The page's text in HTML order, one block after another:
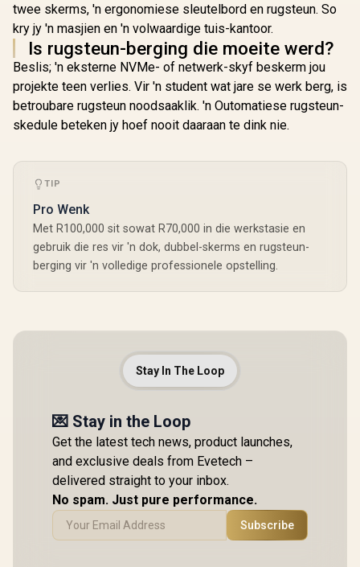
twee skerms, 'n ergonomiese sleutelbord en rugsteun. So
kry jy 'n masjien en 'n volwaardige tuis-kantoor.
Is rugsteun-berging die moeite werd?
Beslis; 'n eksterne NVMe- of netwerk-skyf beskerm jou
projekte teen verlies. Vir 'n student wat jare se werk berg, is
betroubare rugsteun noodsaaklik. 'n Outomatiese rugsteun-
skedule beteken jy hoef nooit daaraan te dink nie.
TIP
Pro Wenk
Met R100,000 sit sowat R70,000 in die werkstasie en
gebruik die res vir 'n dok, dubbel-skerms en rugsteun-
berging vir 'n volledige professionele opstelling.
Stay In The Loop
💌 Stay in the Loop
Get the latest tech news, product launches,
and exclusive deals from Evetech –
delivered straight to your inbox.
No spam. Just pure performance.
Subscribe